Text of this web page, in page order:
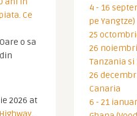
Ce
o sa
2026 at
4 - 16
pe Yangtze)
25
26
Tanzania
26
Canaria
6 - 21